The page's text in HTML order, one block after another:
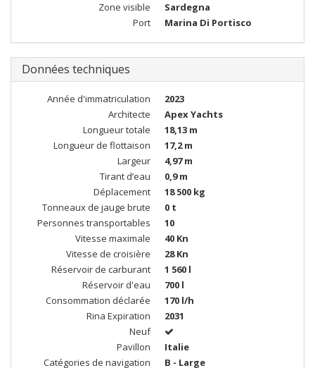
Zone visible
Sardegna
Port
Marina Di Portisco
Données techniques
Année d'immatriculation
2023
Architecte
Apex Yachts
Longueur totale
18,13 m
Longueur de flottaison
17,2 m
Largeur
4,97 m
Tirant d’eau
0,9 m
Déplacement
18 500 kg
Tonneaux de jauge brute
0 t
Personnes transportables
10
Vitesse maximale
40 Kn
Vitesse de croisière
28 Kn
Réservoir de carburant
1 560 l
Réservoir d'eau
700 l
Consommation déclarée
170 l/h
Rina Expiration
2031
Neuf
Pavillon
Italie
Catégories de navigation
B - Large